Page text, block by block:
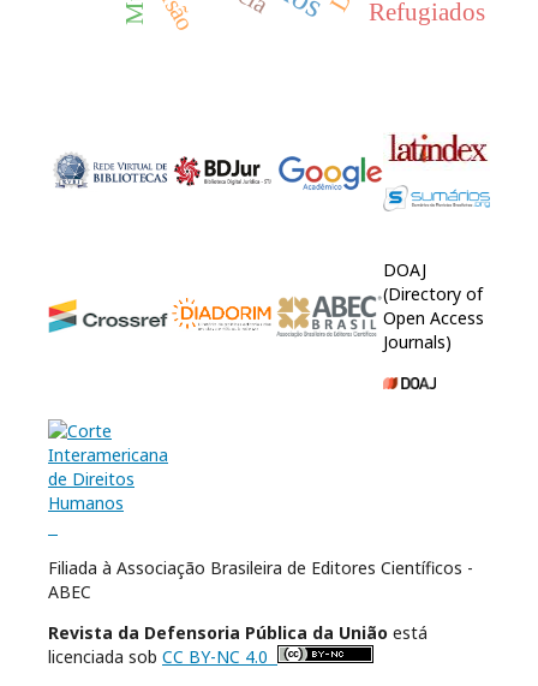
Refugiados
DOAJ
(Directory of
Open Access
Journals)
Filiada à Associação Brasileira de Editores Científicos -
ABEC
Revista da Defensoria Pública da União está
licenciada sob CC BY-NC 4.0